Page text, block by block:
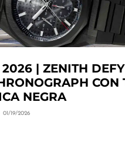
| ZENITH DEFY
CON
NEGRA
01/19/2026